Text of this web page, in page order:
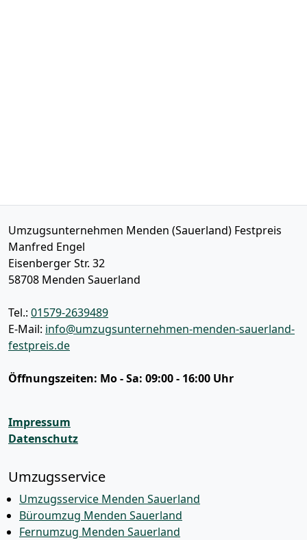
Umzugsunternehmen Menden (Sauerland) Festpreis
Manfred Engel
Eisenberger Str. 32
58708 Menden Sauerland
Tel.: 01579-2639489
E-Mail: info@umzugsunternehmen-menden-sauerland-
festpreis.de
Öffnungszeiten: Mo - Sa: 09:00 - 16:00 Uhr
Impressum
Datenschutz
Umzugsservice
Umzugsservice Menden Sauerland
Büroumzug Menden Sauerland
Fernumzug Menden Sauerland